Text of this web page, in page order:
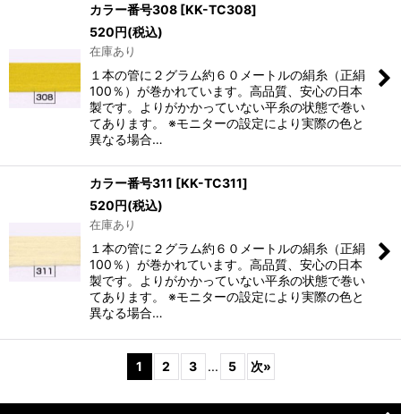
カラー番号308 [KK-TC308]
520円(税込)
在庫あり
１本の管に２グラム約６０メートルの絹糸（正絹
100％）が巻かれています。高品質、安心の日本
製です。よりがかかっていない平糸の状態で巻い
てあります。 ※モニターの設定により実際の色と
異なる場合…
カラー番号311 [KK-TC311]
520円(税込)
在庫あり
１本の管に２グラム約６０メートルの絹糸（正絹
100％）が巻かれています。高品質、安心の日本
製です。よりがかかっていない平糸の状態で巻い
てあります。 ※モニターの設定により実際の色と
異なる場合…
1 2 3 ... 5 次»